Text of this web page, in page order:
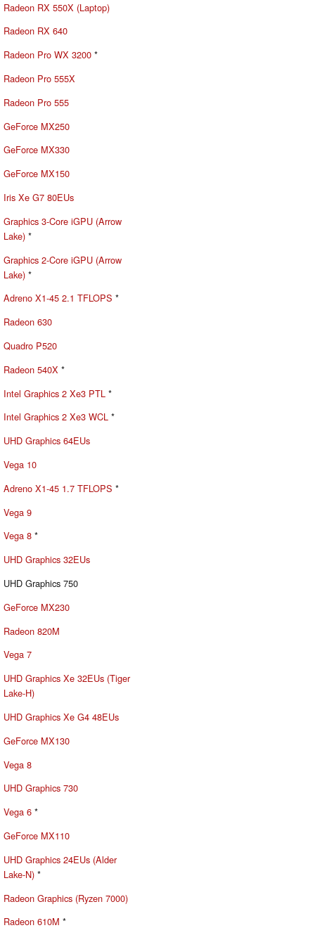
Radeon RX 550X (Laptop)
Radeon RX 640
Radeon Pro WX 3200 *
Radeon Pro 555X
Radeon Pro 555
GeForce MX250
GeForce MX330
GeForce MX150
Iris Xe G7 80EUs
Graphics 3-Core iGPU (Arrow
Lake) *
Graphics 2-Core iGPU (Arrow
Lake) *
Adreno X1-45 2.1 TFLOPS *
Radeon 630
Quadro P520
Radeon 540X *
Intel Graphics 2 Xe3 PTL *
Intel Graphics 2 Xe3 WCL *
UHD Graphics 64EUs
Vega 10
Adreno X1-45 1.7 TFLOPS *
Vega 9
Vega 8 *
UHD Graphics 32EUs
UHD Graphics 750
GeForce MX230
Radeon 820M
Vega 7
UHD Graphics Xe 32EUs (Tiger
Lake-H)
UHD Graphics Xe G4 48EUs
GeForce MX130
Vega 8
UHD Graphics 730
Vega 6 *
GeForce MX110
UHD Graphics 24EUs (Alder
Lake-N) *
Radeon Graphics (Ryzen 7000)
Radeon 610M *